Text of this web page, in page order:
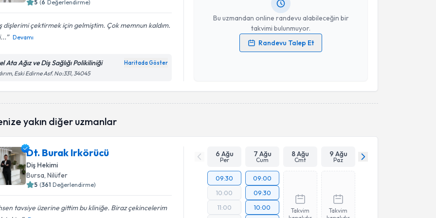
5 (6 Değerlendirme)
dişlerimi çektirmek için gelmiştim. Çok memnun kaldım.
Devamı
Ata Ağız ve Diş Sağlığı Polikiliniği Haritada Göster
Eski Edirne Asf. No:331, 34045
Bu uzmandan online randevu alabileceğin bir
takvimi bulunmuyor.
Randevu Talep Et
Kişisel verilerimin işlenmesine ilişkinAydınlatma Metni
Takvim Talebini Gönder
yakın diğer uzmanlar
Dt. Burak Irkörücü
Diş Hekimi
Bursa, Nilüfer
5 (361 Değerlendirme)
tavsiye üzerine gittim bu kliniğe. Biraz çekincelerim
6 Ağu
Per
7 Ağu
Cum
8 Ağu
Cmt
9 Ağu
Paz
09:30
10:00
11:00
09:00
09:30
10:00
Takvim
Takvim